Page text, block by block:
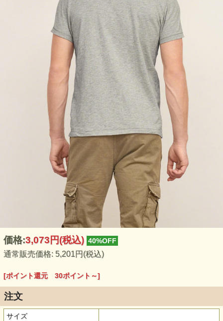
価格:3,073円(税込) 40%OFF
通常販売価格: 5,201円(税込)
[ポイント還元 30ポイント～]
注文
サイズ